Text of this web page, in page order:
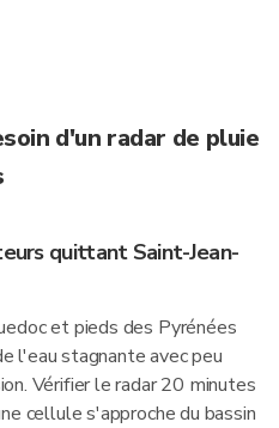
d'un radar de pluie
quittant Saint-Jean-
et pieds des Pyrénées
l'eau stagnante avec peu
Vérifier le radar 20 minutes
cellule s'approche du bassin